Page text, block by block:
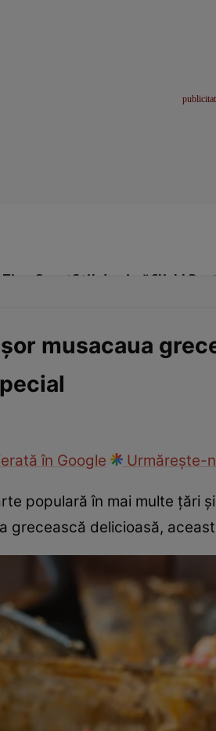
SportStil de viațăClick!
Rețete culinare
musacaua
în Google
Urmărește-
populară în mai multe țări
grecească delicioasă,